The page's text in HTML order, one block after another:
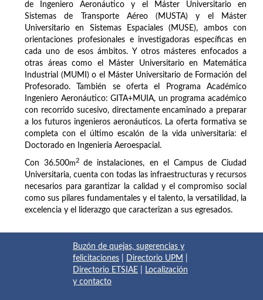
de Ingeniero Aeronáutico y el Máster Universitario en
Sistemas de Transporte Aéreo (MUSTA) y el Máster
Universitario en Sistemas Espaciales (MUSE), ambos con
orientaciones profesionales e investigadoras específicas en
cada uno de esos ámbitos. Y otros másteres enfocados a
otras áreas como el Máster Universitario en Matemática
Industrial (MUMI) o el Máster Universitario de Formación del
Profesorado. También se oferta el Programa Académico
Ingeniero Aeronáutico: GITA+MUIA, un programa académico
con recorrido sucesivo, directamente encaminado a preparar
a los futuros ingenieros aeronáuticos. La oferta formativa se
completa con el último escalón de la vida universitaria: el
Doctorado en Ingeniería Aeroespacial.
Con 36.500m2
de instalaciones, en el Campus de Ciudad
Universitaria, cuenta con todas las infraestructuras y recursos
necesarios para garantizar la calidad y el compromiso social
como sus pilares fundamentales y el talento, la versatilidad, la
excelencia y el liderazgo que caracterizan a sus egresados.
Buzón de quejas, sugerencias y
felicitaciones
Directorio UPM
Directorio ETSIAE
Localización
y contacto